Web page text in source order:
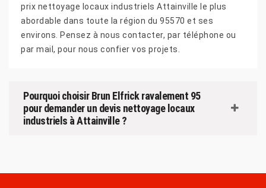
prix nettoyage locaux industriels Attainville le plus
abordable dans toute la région du 95570 et ses
environs. Pensez à nous contacter, par téléphone ou
par mail, pour nous confier vos projets.
Pourquoi choisir Brun Elfrick ravalement 95
pour demander un devis nettoyage locaux
industriels à Attainville ?